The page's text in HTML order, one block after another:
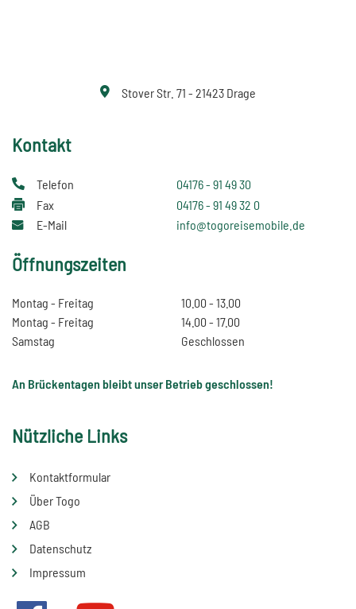
Stover Str. 71 - 21423 Drage
Kontakt
Telefon
04176 - 91 49 30
Fax
04176 - 91 49 32 0
E-Mail
info@togoreisemobile.de
Öffnungszeiten
Montag - Freitag
10.00 - 13.00
Montag - Freitag
14.00 - 17.00
Samstag
Geschlossen
An Brückentagen bleibt unser Betrieb geschlossen!
Nützliche Links
Kontaktformular
Über Togo
AGB
Datenschutz
Impressum